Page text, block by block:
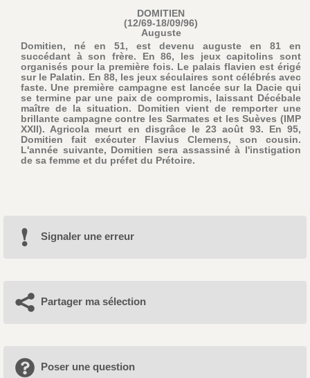
DOMITIEN
(12/69-18/09/96)
Auguste
Domitien, né en 51, est devenu auguste en 81 en
succédant à son frère. En 86, les jeux capitolins sont
organisés pour la première fois. Le palais flavien est érigé
sur le Palatin. En 88, les jeux séculaires sont célébrés avec
faste. Une première campagne est lancée sur la Dacie qui
se termine par une paix de compromis, laissant Décébale
maître de la situation. Domitien vient de remporter une
brillante campagne contre les Sarmates et les Suèves (IMP
XXII). Agricola meurt en disgrâce le 23 août 93. En 95,
Domitien fait exécuter Flavius Clemens, son cousin.
L'année suivante, Domitien sera assassiné à l'instigation
de sa femme et du préfet du Prétoire.
Signaler une erreur
Partager ma sélection
Poser une question